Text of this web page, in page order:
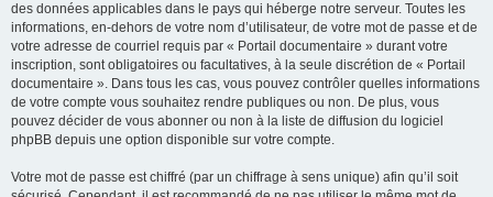
des données applicables dans le pays qui héberge notre serveur. Toutes les
informations, en-dehors de votre nom d’utilisateur, de votre mot de passe et de
votre adresse de courriel requis par « Portail documentaire » durant votre
inscription, sont obligatoires ou facultatives, à la seule discrétion de « Portail
documentaire ». Dans tous les cas, vous pouvez contrôler quelles informations
de votre compte vous souhaitez rendre publiques ou non. De plus, vous
pouvez décider de vous abonner ou non à la liste de diffusion du logiciel
phpBB depuis une option disponible sur votre compte.
Votre mot de passe est chiffré (par un chiffrage à sens unique) afin qu’il soit